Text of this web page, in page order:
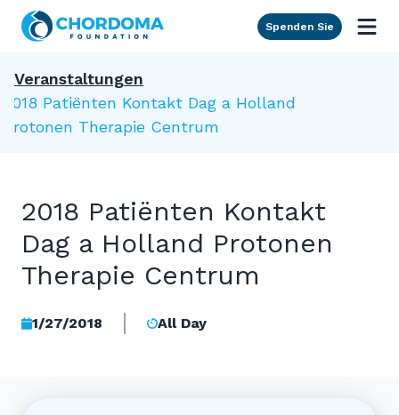
Skip to Main Content
Spenden Sie
Veranstaltungen
2018 Patiënten Kontakt Dag a Holland
Protonen Therapie Centrum
2018 Patiënten Kontakt
Dag a Holland Protonen
Therapie Centrum
1/27/2018 All Day